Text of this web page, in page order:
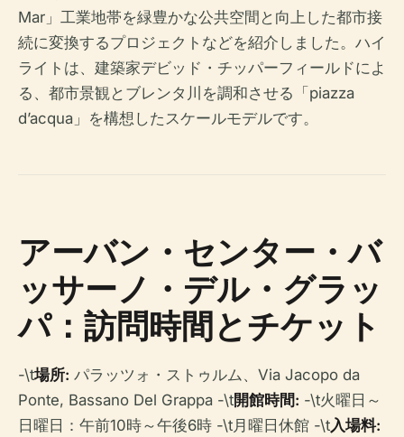
Mar」工業地帯を緑豊かな公共空間と向上した都市接
続に変換するプロジェクトなどを紹介しました。ハイ
ライトは、建築家デビッド・チッパーフィールドによ
る、都市景観とブレンタ川を調和させる「piazza
d’acqua」を構想したスケールモデルです。
アーバン・センター・バ
ッサーノ・デル・グラッ
パ：訪問時間とチケット
-\t場所: パラッツォ・ストゥルム、Via Jacopo da
Ponte, Bassano Del Grappa -\t開館時間: -\t火曜日～
日曜日：午前10時～午後6時 -\t月曜日休館 -\t入場料: